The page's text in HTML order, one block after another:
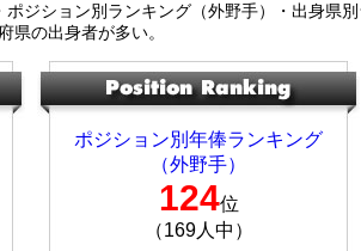
ジション別ランキング（外野手）・出身県
県の出身者が多い。
ポジション別年俸ランキング
（外野手）
124位
（169人中）